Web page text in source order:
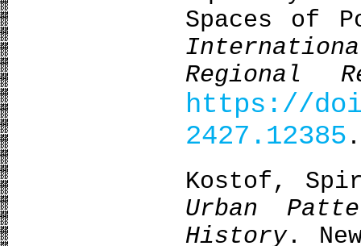
Spaces of
Regional
https://
2427.12385 .
Kostof,
Urban
History.